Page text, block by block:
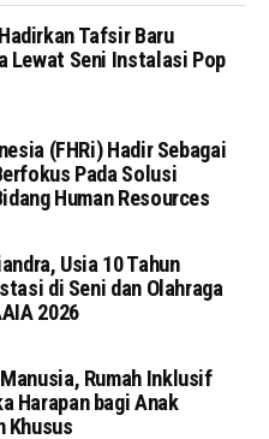
Hadirkan Tafsir Baru
Lewat Seni Instalasi Pop
(FHRi) Hadir Sebagai
Pada Solusi
Human Resources
Usia 10 Tahun
di Seni dan Olahraga
2026
Manusia, Rumah Inklusif
Harapan bagi Anak
Khusus